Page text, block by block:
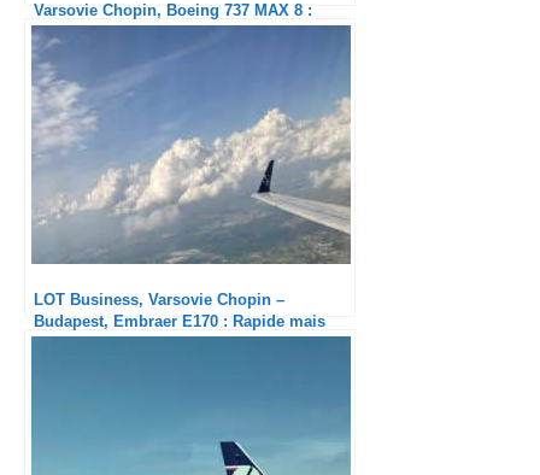
Varsovie Chopin, Boeing 737 MAX 8 :
Excellent en tous points
LOT Business, Varsovie Chopin –
Budapest, Embraer E170 : Rapide mais